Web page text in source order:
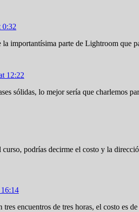
0:32
importantísima parte de Lightroom que
12:22
sólidas, lo mejor sería que charlemos
podrías decirme el costo y la
encuentros de tres horas, el costo